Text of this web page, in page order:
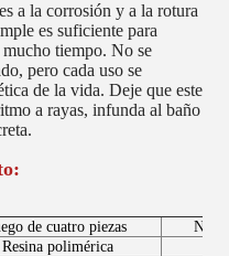
a la corrosión y a la rotura
es suficiente para
tiempo. No se
pero cada uso se
de la vida. Deje que este
a rayas, infunda al baño
de cuatro piezas
Resina polimérica